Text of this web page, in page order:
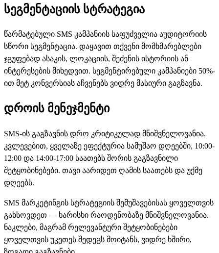
სეგმენტაციის სტრატეგია
წარმატებული SMS კამპანიის საფუძველია აუდიტორიის
სწორი სეგმენტაცია. დაყავით თქვენი მომხმარებლები
ჯგუფებად ასაკის, ლოკაციის, შეძენის ისტორიის ან
ინტერესების მიხედვით. სეგმენტირებული კამპანიები 50%-
ით მეტ კონვერსიას აჩვენებს ვიდრე მასიური გაგზავნა.
დროის მენეჯმენტი
SMS-ის გაგზავნის დრო კრიტიკულად მნიშვნელოვანია.
კვლევებით, ყველაზე ეფექტურია სამუშაო დღეებში, 10:00-
12:00 და 14:00-17:00 საათებს შორის გაგზავნილი
შეტყობინებები. თავი აარიდეთ ღამის საათებს და უქმე
დღეებს.
SMS მარკეტინგის სტრატეგიის შემუშავებისას ყოველთვის
გახსოვდეთ — ხარისხი რაოდენობაზე მნიშვნელოვანია.
ნაკლები, მაგრამ რელევანტური შეტყობინებები
ყოველთვის უკეთეს შედეგს მოიტანს, ვიდრე ხშირი,